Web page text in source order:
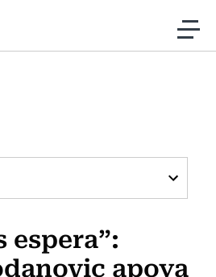
al contenido
TV Usach
espera”:
apoya